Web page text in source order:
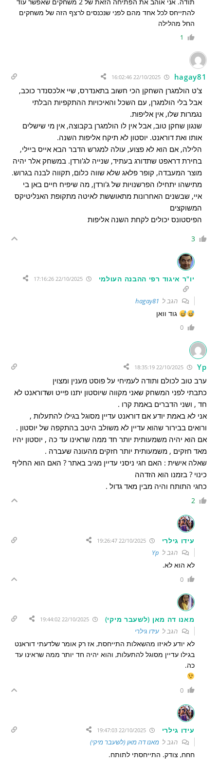
להתייחס לכל אחד מהם לפני שנכנסים לרצף הזה של משחקים
החל מהלילה
1
hagay81
22/10/2025 16:02:46
צ'ט הולמגרן השחקן הכי חשוב בתאנדרס, שיי אלכסנדר כוכב,
אבל בלי הולמגרן, עם השכל והאיכויות ההתקפיות הבלתי
נגמרות שלו, אין אליפות.
שנגון שחקן טוב, אבל אין לו הולמגרן בקבוצה, אין מי שישלים
אותו ואת דוראנט. יוסטון לא תיקח אליפות השנה.
הלילה, אם הוא לא פצוע, עולה למגרש הדבר הבא אייס ביילי,
בחירת דראפט שתדורג בעתיד, שנייה לג'ורדן. במשחק אלר יהיה
מוצר המעבדה, קופר פלאג שלא שווה כלום, תקווה לבנה בגרוש.
מתישהו יתחילו הפרשנויות של ג'ורדן, מה שיפיח חיים באן בי
איי, שבשנים האחרונות מתאוששת לאיטה מתקופת האנליטיקס
המשוקצים
הפיסטונס יכולים לקחת השנה אליפות
3
יו"ר איגוד רפי ההבנה העולמי 22/10/2025 17:16:26
הגב ל hagay81
גוד וואן
0
Yp
ערב טוב לכולם ותודה לעמיחי על פוסט מענין ומצוין
כתבתי לפני המשחק שאני מקווה שיוסטון יתנו פייט ושדוראנט לא
חד , ושני הדברים באמת קרו .
אני לא באמת יודע אם דוראנט עדיין מסוגל בגילו להתעלות ,
ורואים בבירור שהוא עדיין לא משולב היטב בהתקפה של יוסטון .
אם הוא יהיה משמעותית יותר חד ממה שראינו עד כה , יוסטון יהיו
מאד חזקים , משמעותית יותר חזקים מהעונה שעברה .
שאלה אישית : האם חגי ניסני עדיין מגיב באתר ? האם הוא החליף
כינוי ? בזמנו הוא הזדהה
כחגי התותח והיה מבין מאד גדול .
2
עידו גילרי 22/10/2025 19:26:47
הגב ל Yp
לא הוא לא.
0
מאנו דה מאן (לשעבר מיקי) 22/10/2025 19:44:02
הגב לעידו גילרי
לא יודע לאיזו מהשאלות התייחסת, אז רק אומר שלדעתי דוראנט
בגילו עדיין מסוגל להתעלות, והוא יהיה חד יותר ממה שראינו עד
כה.
0
עידו גילרי 22/10/2025 19:47:03
הגב למאנו דה מאן (לשעבר מיקי)
חחח, צודק. התייחסתי לתותח.